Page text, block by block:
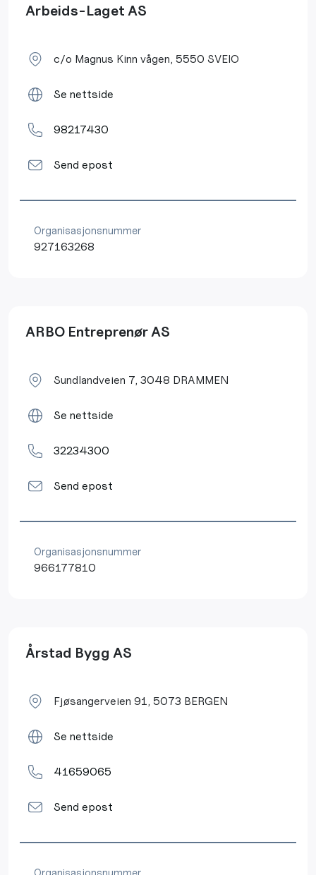
Arbeids-Laget AS
c/o Magnus Kinn vågen, 5550 SVEIO
Se nettside
98217430
Send epost
Organisasjonsnummer
927163268
ARBO Entreprenør AS
Sundlandveien 7, 3048 DRAMMEN
Se nettside
32234300
Send epost
Organisasjonsnummer
966177810
Årstad Bygg AS
Fjøsangerveien 91, 5073 BERGEN
Se nettside
41659065
Send epost